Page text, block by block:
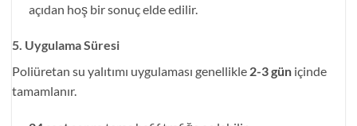
açıdan hoş bir sonuç elde edilir.
5. Uygulama Süresi
Poliüretan su yalıtımı uygulaması genellikle 2-3 gün içinde
tamamlanır.